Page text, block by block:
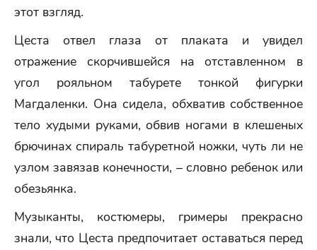
этот взгляд.
Цеста отвел глаза от плаката и увидел
отражение скорчившейся на отставленном в
угол рояльном табурете тонкой фигурки
Магдаленки. Она сидела, обхватив собственное
тело худыми руками, обвив ногами в клешеных
брючинах спираль табуретной ножки, чуть ли не
узлом завязав конечности, – словно ребенок или
обезьянка.
Музыканты, костюмеры, гримеры прекрасно
знали, что Цеста предпочитает оставаться перед